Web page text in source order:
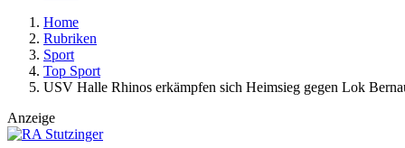
Home
Rubriken
Sport
Top Sport
USV Halle Rhinos erkämpfen sich Heimsieg gegen Lok
Anzeige